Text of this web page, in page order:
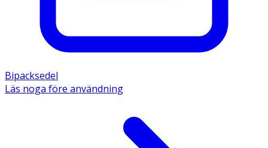
Bipacksedel
Läs noga före användning